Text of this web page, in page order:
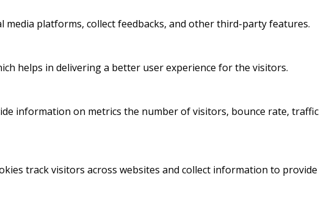
platforms, collect feedbacks, and other third-party features.
helps in delivering a better user experience for the visitors.
information on metrics the number of visitors, bounce rate, traffic
track visitors across websites and collect information to provide